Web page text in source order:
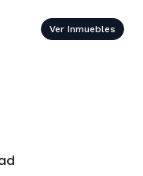
Ver Inmuebles